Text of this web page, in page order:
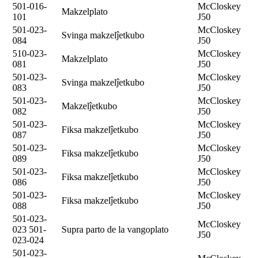
501-016-
101
Makzelplato
McCloskey
J50
501-023-
084
Svinga makzelĵetkubo
McCloskey
J50
510-023-
081
Makzelplato
McCloskey
J50
501-023-
083
Svinga makzelĵetkubo
McCloskey
J50
501-023-
082
Makzelĵetkubo
McCloskey
J50
501-023-
087
Fiksa makzelĵetkubo
McCloskey
J50
501-023-
089
Fiksa makzelĵetkubo
McCloskey
J50
501-023-
086
Fiksa makzelĵetkubo
McCloskey
J50
501-023-
088
Fiksa makzelĵetkubo
McCloskey
J50
501-023-
023 501-
023-024
Supra parto de la vangoplato
McCloskey
J50
501-023-